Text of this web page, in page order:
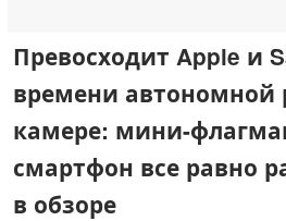
Превосходит Apple и
времени автономной
камере: мини-
смартфон все равно
в обзоре